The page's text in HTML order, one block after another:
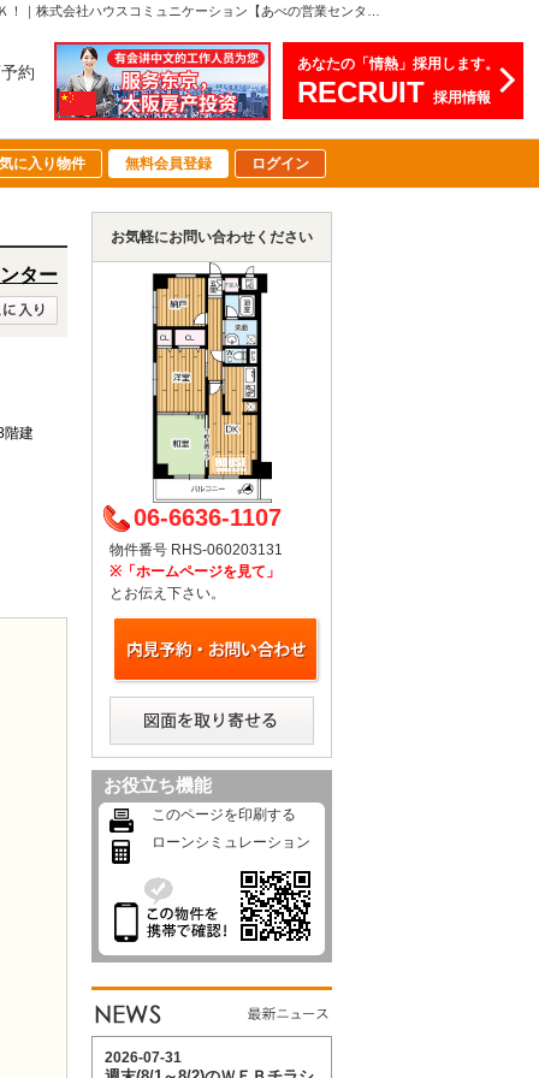
約 あなたの「情熱」採用します。
RECRUIT 採用情報
に入り物件 無料会員登録 ログイン
ター
階建
お気軽にお問い合わせください
06-6636-1107
物件番号 RHS-060203131
※「ホームページを見て」
とお伝え下さい。
お役立ち機能
このページを印刷する
ローンシミュレーション